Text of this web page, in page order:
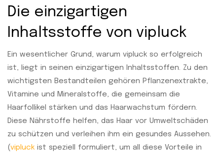
Die einzigartigen
Inhaltsstoffe von vipluck
Ein wesentlicher Grund, warum vipluck so erfolgreich
ist, liegt in seinen einzigartigen Inhaltsstoffen. Zu den
wichtigsten Bestandteilen gehören Pflanzenextrakte,
Vitamine und Mineralstoffe, die gemeinsam die
Haarfollikel stärken und das Haarwachstum fördern.
Diese Nährstoffe helfen, das Haar vor Umweltschäden
zu schützen und verleihen ihm ein gesundes Aussehen.
(vipluck ist speziell formuliert, um all diese Vorteile in